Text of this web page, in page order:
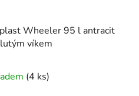
Wheeler 95 l antracit
víkem
(4 ks)